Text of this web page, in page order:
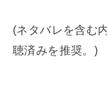
(ネタバレを含む
聴済みを推奨。)